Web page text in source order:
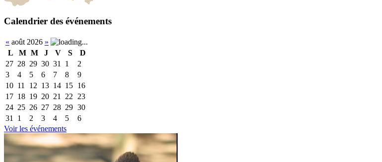
Calendrier des événements
« août 2026 »
L
M M J V S
D
27 28 29 30 31 1
2
3
4 5 6 7 8
9
10 11 12 13 14 15 16
17 18 19 20 21 22
23
24 25 26 27 28 29 30
31
1 2 3 4 5
6
Voir les événements